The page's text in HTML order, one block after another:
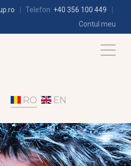
Telefon: +40 356 100 449
Contul meu
RO EN